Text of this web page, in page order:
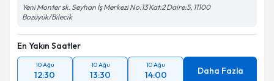
Yeni Monter sk. Seyhan İş Merkezi No:13 Kat:2 Daire:5, 11100
Bozüyük/Bilecik
En Yakın Saatler
10 Ağu
12:30
10 Ağu
13:30
10 Ağu
14:00 Daha Fazla